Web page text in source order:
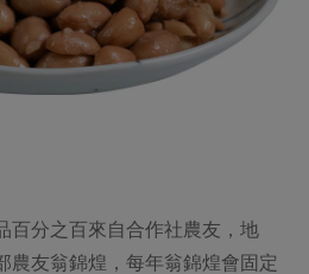
百分之百來自合作社農友，地
農友翁錦煌，每年翁錦煌會固定